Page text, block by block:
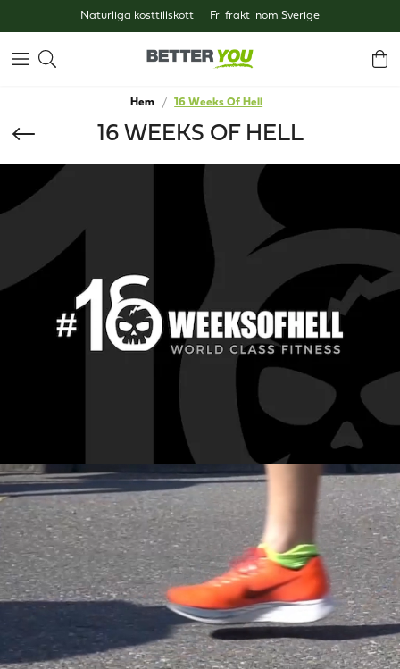
Naturliga kosttillskott Fri frakt inom Sverige
Hem 16 Weeks Of Hell
16 WEEKS OF HELL